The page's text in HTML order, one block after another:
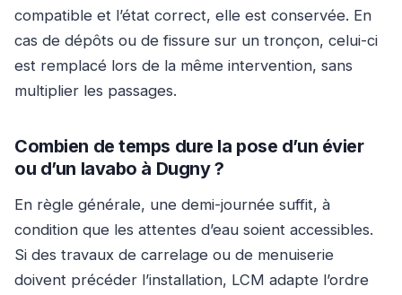
compatible et l’état correct, elle est conservée. En
cas de dépôts ou de fissure sur un tronçon, celui-ci
est remplacé lors de la même intervention, sans
multiplier les passages.
Combien de temps dure la pose d’un évier
ou d’un lavabo à Dugny ?
En règle générale, une demi-journée suffit, à
condition que les attentes d’eau soient accessibles.
Si des travaux de carrelage ou de menuiserie
doivent précéder l’installation, LCM adapte l’ordre